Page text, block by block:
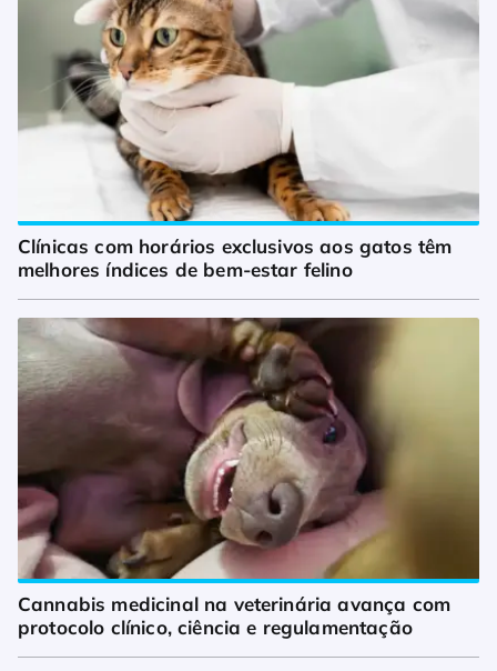
Clínicas com horários exclusivos aos gatos têm
melhores índices de bem-estar felino
Cannabis medicinal na veterinária avança com
protocolo clínico, ciência e regulamentação